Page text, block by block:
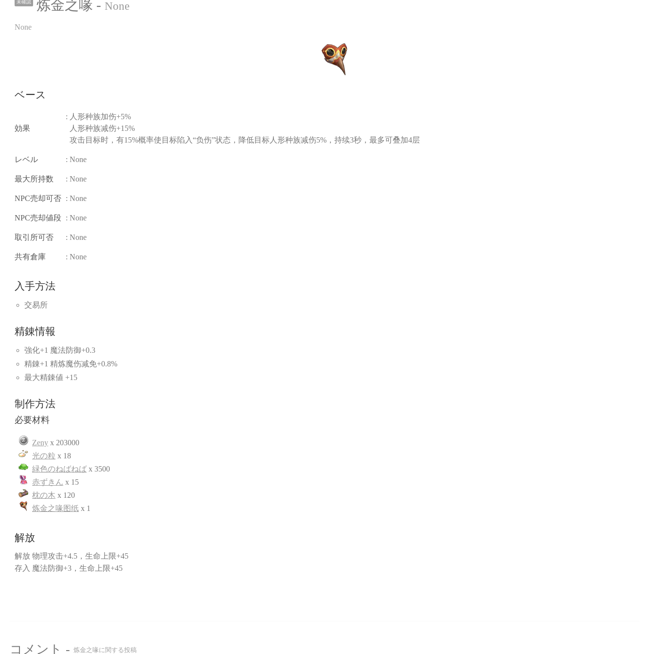
未確認 炼金之喙 - None
None
ベース
効果
: 人形种族加伤+5%
人形种族减伤+15%
攻击目标时，有15%概率使目标陷入“负伤”状态，降低目标人形种族减伤5%，持续3秒，最多可叠加4层
レベル : None
最大所持数 : None
NPC売却可否 : None
NPC売却値段 : None
取引所可否 : None
共有倉庫 : None
入手方法
交易所
精錬情報
強化+1 魔法防御+0.3
精錬+1 精炼魔伤减免+0.8%
最大精錬値 +15
制作方法
必要材料
Zeny x 203000
光の粒 x 18
緑色のねばねば x 3500
赤ずきん x 15
枕の木 x 120
炼金之喙图纸 x 1
解放
解放 物理攻击+4.5，生命上限+45
存入 魔法防御+3，生命上限+45
コメント - 炼金之喙に関する投稿